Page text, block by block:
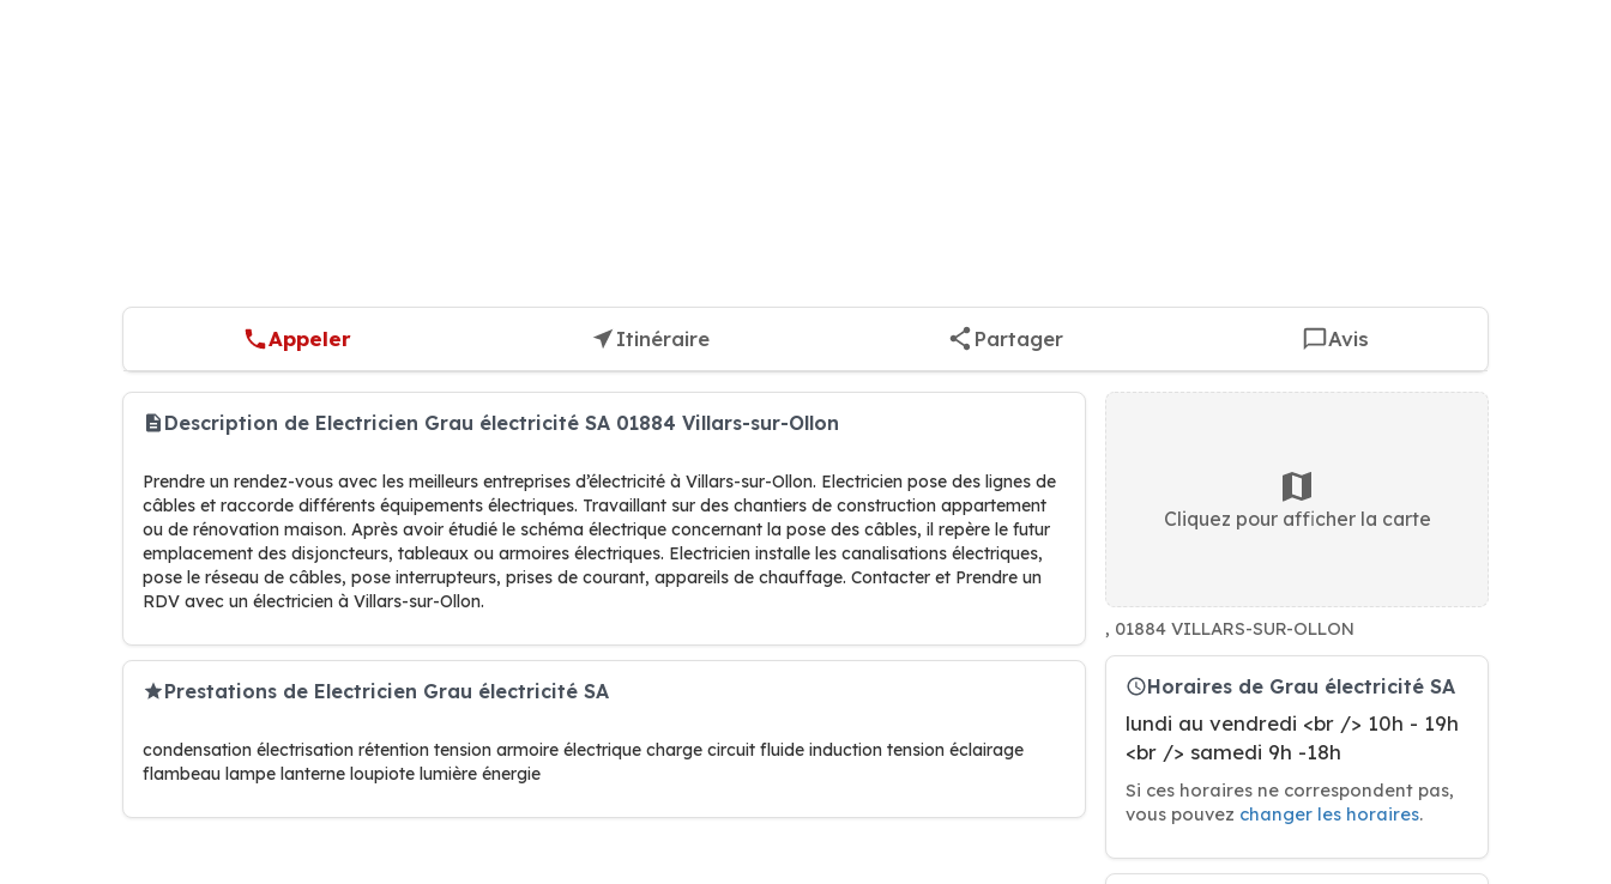
Appeler Itinéraire Partager Avis
Description de Electricien Grau électricité SA 01884 Villars-sur-Ollon
Prendre un rendez-vous avec les meilleurs entreprises d’électricité à Villars-sur-Ollon. Electricien pose des lignes de
câbles et raccorde différents équipements électriques. Travaillant sur des chantiers de construction appartement
ou de rénovation maison. Après avoir étudié le schéma électrique concernant la pose des câbles, il repère le futur
emplacement des disjoncteurs, tableaux ou armoires électriques. Electricien installe les canalisations électriques,
pose le réseau de câbles, pose interrupteurs, prises de courant, appareils de chauffage. Contacter et Prendre un
RDV avec un électricien à Villars-sur-Ollon.
Prestations de Electricien Grau électricité SA
condensation électrisation rétention tension armoire électrique charge circuit fluide induction tension éclairage
flambeau lampe lanterne loupiote lumière énergie
Cliquez pour afficher la carte
, 01884 VILLARS-SUR-OLLON
Horaires de Grau électricité SA
lundi au vendredi <br /> 10h - 19h
<br /> samedi 9h -18h
Si ces horaires ne correspondent pas,
vous pouvez changer les horaires.